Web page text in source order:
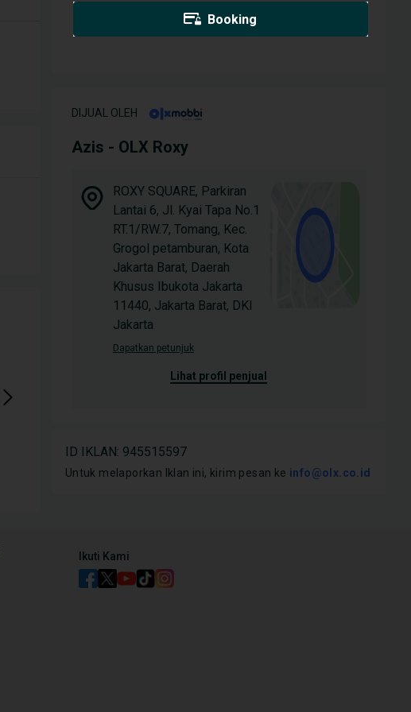
Varian dan Fiturnya
Booking
DIJUAL OLEH
Azis - OLX Roxy
ROXY SQUARE, Parkiran
Lantai 6, Jl. Kyai Tapa No.1
RT.1/RW.7, Tomang, Kec.
Grogol petamburan, Kota
Jakarta Barat, Daerah
Khusus Ibukota Jakarta
11440, Jakarta Barat, DKI
Jakarta
Dapatkan petunjuk
lihat profil penjual
ID IKLAN: 945515597
Untuk melaporkan Iklan ini, kirim pesan ke info@olx.co.id
Ikuti Kami